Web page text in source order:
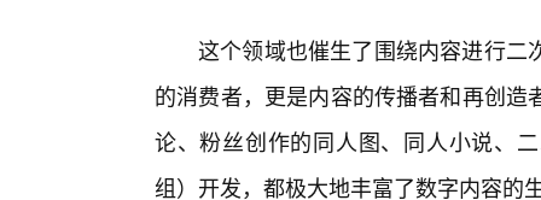
这个领域也催生了围绕内容进行二
的消费者，更是内容的传播者和再创
论、粉丝创作的同人图、同人小说、
组）开发，都极大地丰富了数字内容的